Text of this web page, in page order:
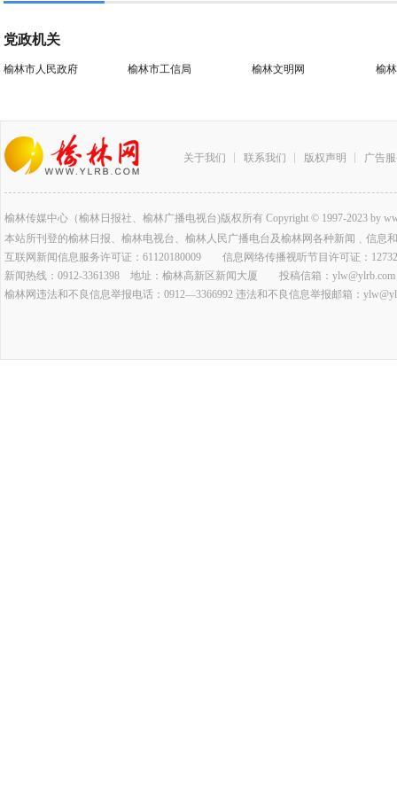
党政机关
榆林市人民政府 榆林市工信局 榆林文明网 榆
关于我们 联系我们 版权声明 广告
榆林传媒中心（榆林日报社、榆林广播电视台)版权所有 Copyright © 1997-2023 by
本站所刊登的榆林日报、榆林电视台、榆林人民广播电台及榆林网各种新闻﹑信
互联网新闻信息服务许可证：61120180009 信息网络传播视听节目许可证：
新闻热线：0912-3361398 地址：榆林高新区新闻大厦 投稿信箱：ylw@ylrb.com
榆林网违法和不良信息举报电话：0912—3366992 违法和不良信息举报邮箱：